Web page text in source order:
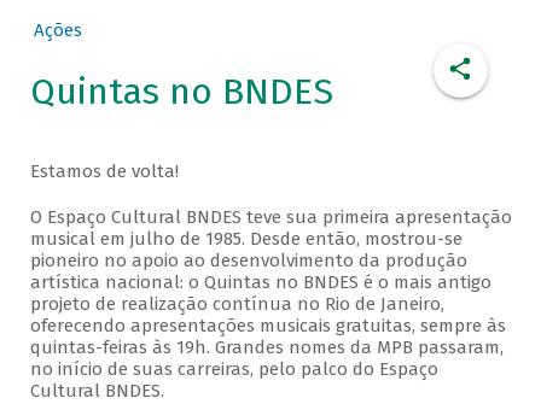
Ações
Quintas no BNDES
Estamos de volta!
O Espaço Cultural BNDES teve sua primeira apresentação
musical em julho de 1985. Desde então, mostrou-se
pioneiro no apoio ao desenvolvimento da produção
artística nacional: o Quintas no BNDES é o mais antigo
projeto de realização contínua no Rio de Janeiro,
oferecendo apresentações musicais gratuitas, sempre às
quintas-feiras às 19h. Grandes nomes da MPB passaram,
no início de suas carreiras, pelo palco do Espaço
Cultural BNDES.